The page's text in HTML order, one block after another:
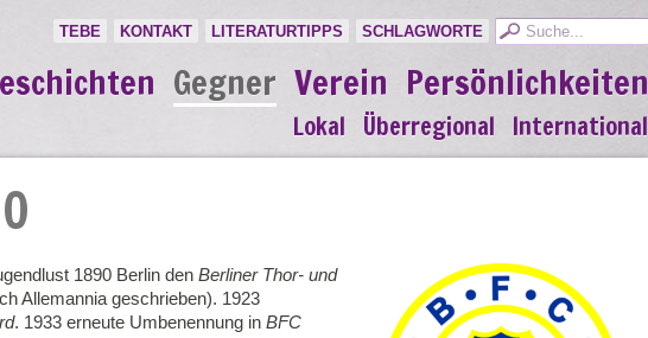
TEBE KONTAKT LITERATURTIPPS SCHLAGWORTE
Gegner Verein Persönlichkeiten
Lokal Überregional International
1890 Berlin den Berliner Thor- und
Allemannia geschrieben). 1923
. 1933 erneute Umbenennung in BFC